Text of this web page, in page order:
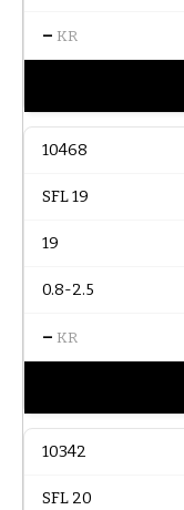
– KR
10468
SFL 19
19
0.8-2.5
– KR
10342
SFL 20